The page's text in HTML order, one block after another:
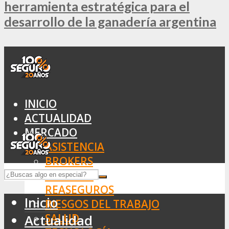
herramienta estratégica para el
desarrollo de la ganadería argentina
INICIO
ACTUALIDAD
MERCADO
ASISTENCIA
BROKERS
SEGUROS
REASEGUROS
RIESGOS DEL TRABAJO
SALUD
Inicio
Actualidad